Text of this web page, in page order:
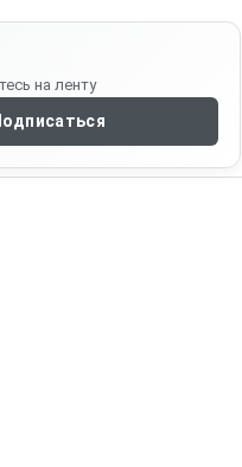
на ленту